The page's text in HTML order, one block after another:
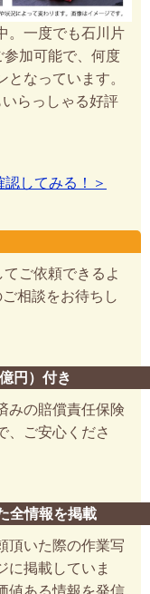
。一度でも石川片
加可能で、何度
なっています。
らっしゃる好評
してみる！＞
ご依頼できるよ
相談をお待ちし
円）付き
みの賠償責任保険
、ご安心くださ
全情報を掲載
頂いた際の作業写
に掲載していま
値ある情報を発信